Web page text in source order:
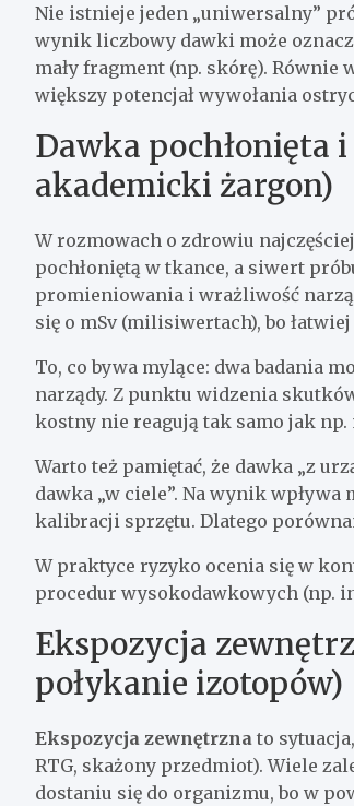
Nie istnieje jeden „uniwersalny”
wynik liczbowy dawki może
mały fragment (np. skórę).
większy potencjał wywołania
Dawka pochłonięta
akademicki żargon)
W rozmowach o zdrowiu
pochłoniętą w tkance, a siwert
promieniowania i wrażliwość
się o mSv (milisiwertach), bo
To, co bywa mylące: dwa badania
narządy. Z punktu widzenia
kostny nie reagują tak samo jak np.
Warto też pamiętać, że dawka „z
dawka „w ciele”. Na wynik
kalibracji sprzętu. Dlatego
W praktyce ryzyko ocenia się w
procedur wysokodawkowych (np.
Ekspozycja
połykanie izotopów)
Ekspozycja zewnętrzna to
RTG, skażony przedmiot). Wiele
dostaniu się do organizmu, bo w